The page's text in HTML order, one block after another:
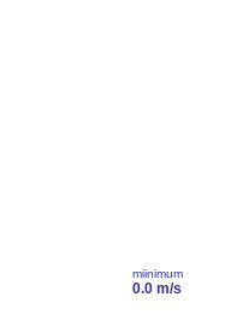
miinimum
0.0 m/s